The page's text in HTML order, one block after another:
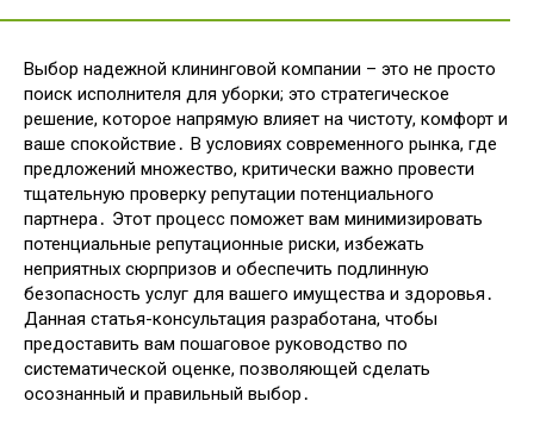
Выбор надежной клининговой компании – это не просто
поиск исполнителя для уборки; это стратегическое
решение, которое напрямую влияет на чистоту, комфорт и
ваше спокойствие․ В условиях современного рынка, где
предложений множество, критически важно провести
тщательную проверку репутации потенциального
партнера․ Этот процесс поможет вам минимизировать
потенциальные репутационные риски, избежать
неприятных сюрпризов и обеспечить подлинную
безопасность услуг для вашего имущества и здоровья․
Данная статья-консультация разработана, чтобы
предоставить вам пошаговое руководство по
систематической оценке, позволяющей сделать
осознанный и правильный выбор․